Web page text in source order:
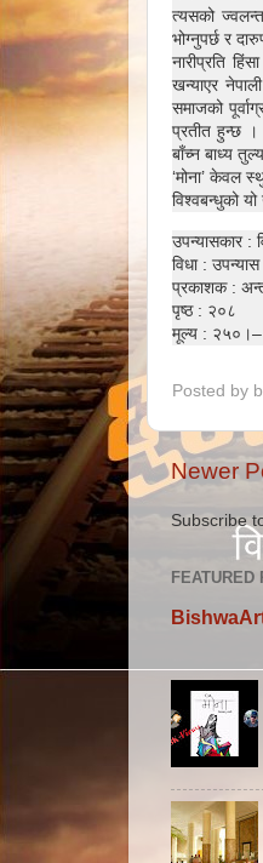
त्यसको
भोग्नुपर्छ र
नारीप्रति
खन्याएर
समाजको
प्रतीत हुन्छ ।
बाँच्न बाध्य
‘मोना’ केवल
विश्वबन्धुको
उपन्यासकार :
विधा : उपन्यास
प्रकाशक :
पृष्ठ : २०८
मूल्य : २५०।–
Posted by
Newer
Subscribe
FEATURED